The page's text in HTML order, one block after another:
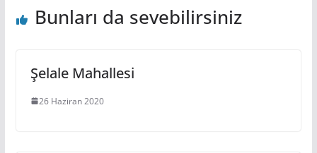
Bunları da sevebilirsiniz
Şelale Mahallesi
26 Haziran 2020